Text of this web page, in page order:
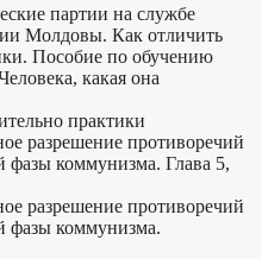
партии на службе
Молдовы. Как отличить
Пособие по обучению
какая она
практики
разрешение противоречий
фазы коммунизма. Глава 5,
разрешение противоречий
фазы коммунизма.